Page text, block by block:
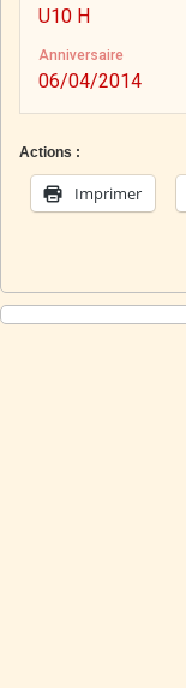
U10 H
Anniversaire
06/04/2014
Actions :
Imprimer